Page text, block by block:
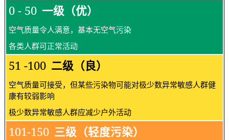
0 - 50 一级（优）
空气质量令人满意，基本无空气污染
各类人群可正常活动
51 -100 二级（良）
空气质量可接受，但某些污染物可能对极少数异常敏感人群健
康有较弱影响
极少数异常敏感人群应减少户外活动
101-150 三级（轻度污染）